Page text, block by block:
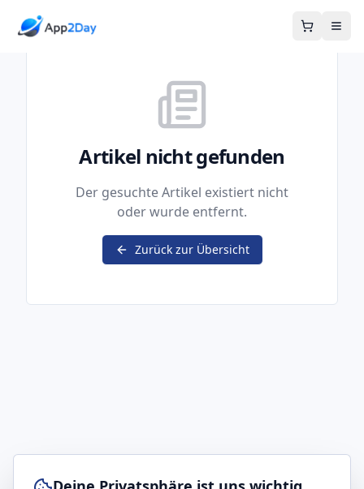
Artikel nicht gefunden
Der gesuchte Artikel existiert nicht
oder wurde entfernt.
Zurück zur Übersicht